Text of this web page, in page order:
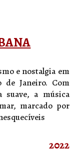
e nostalgia em
de Janeiro. Com
suave, a música
marcado por
2022